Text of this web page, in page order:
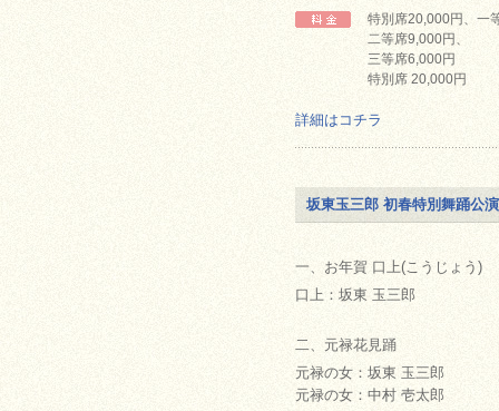
特別席20,000円、一
二等席9,000円、
三等席6,000円
特別席 20,000円
詳細はコチラ
坂東玉三郎 初春特別舞踊公演
一、お年賀 口上(こうじょう)
口上：坂東 玉三郎
二、元禄花見踊
元禄の女：坂東 玉三郎
元禄の女：中村 壱太郎